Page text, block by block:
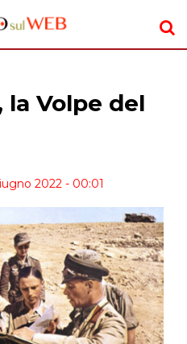
la Volpe del
2022 - 00:01